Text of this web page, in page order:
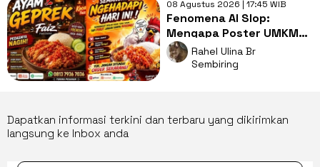
08 Agustus 2026 | 17:45 WIB
Fenomena AI Slop:
Mengapa Poster UMKM
Makin Seragam dan Bikin
Kita Bosan?
Rahel Ulina Br
Sembiring
Dapatkan informasi terkini dan terbaru yang dikirimkan
langsung ke Inbox anda